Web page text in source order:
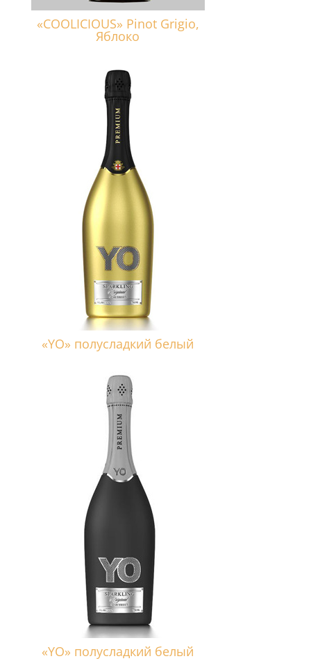
«COOLICIOUS» Pinot Grigio,
Яблоко
«YO» полусладкий белый
«YO» полусладкий белый